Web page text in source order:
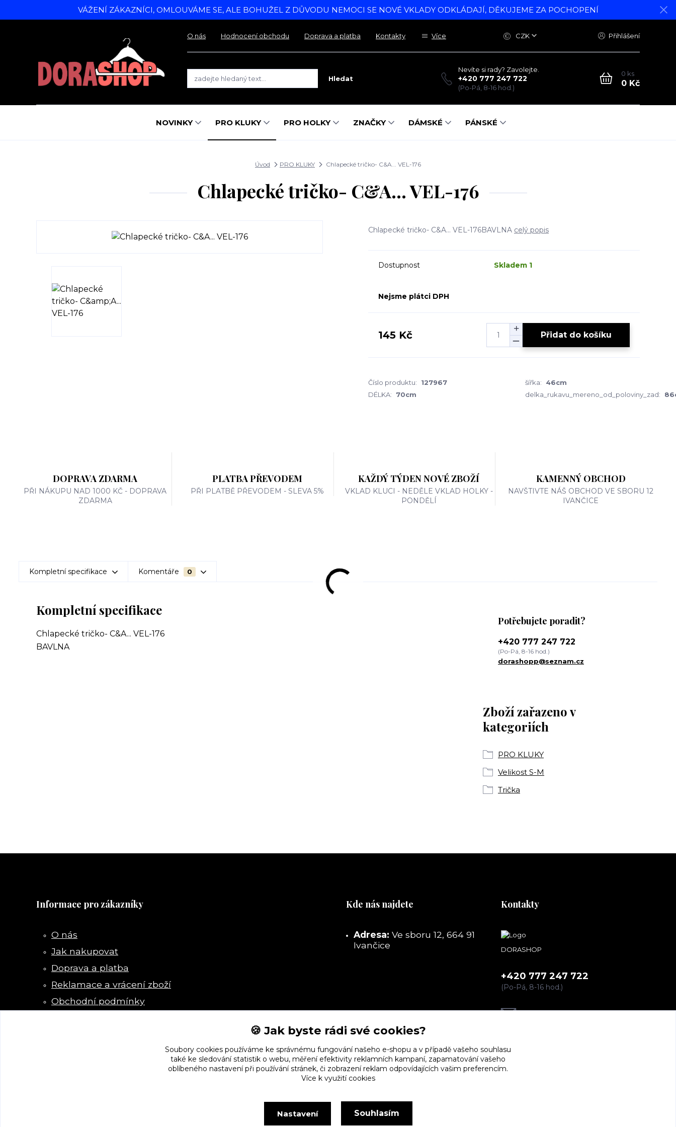
VÁŽENÍ ZÁKAZNÍCI, OMLOUVÁME SE, ALE BOHUŽEL Z DŮVODU NEMOCI SE NOVÉ VKLADY ODKLÁDAJÍ, DĚKUJEME ZA POCHOPENÍ
O nás Hodnocení obchodu Doprava a platba Kontakty Více CZK Přihlášení
Hledat
Nevíte si rady? Zavolejte.
+420 777 247 722
(Po-Pá, 8-16 hod.)
0 ks
0 Kč
NOVINKY PRO KLUKY PRO HOLKY ZNAČKY DÁMSKÉ PÁNSKÉ
Úvod PRO KLUKY Chlapecké tričko- C&A... VEL-176
Chlapecké tričko- C&A... VEL-176
Chlapecké tričko- C&A... VEL-176BAVLNA celý popis
Dostupnost Skladem 1
Nejsme plátci DPH
145 Kč Přidat do košíku
Číslo produktu: 127967 šířka:
46cm
DÉLKA:
70cm delka_rukavu_mereno_od_poloviny_zad:
DOPRAVA ZDARMA
PŘI NÁKUPU NAD 1000 KČ - DOPRAVA
ZDARMA
PLATBA PŘEVODEM
PŘI PLATBĚ PŘEVODEM - SLEVA 5%
KAŽDÝ TÝDEN NOVÉ ZBOŽÍ
VKLAD KLUCI - NEDĚLE VKLAD HOLKY -
PONDĚLÍ
KAMENNÝ OBCHOD
NAVŠTIVTE NÁŠ OBCHOD VE SBORU 12
IVANČICE
Kompletní specifikace Komentáře 0
Kompletní specifikace
Chlapecké tričko- C&A... VEL-176
BAVLNA
Zboží zařazeno v
kategoriích
PRO KLUKY
Velikost S-M
Trička
Potřebujete poradit?
+420 777 247 722
(Po-Pá, 8-16 hod.)
dorashopp@seznam.cz
Informace pro zákazníky
O nás
Jak nakupovat
Doprava a platba
Reklamace a vrácení zboží
Obchodní podmínky
Kde nás najdete
Adresa: Ve sboru 12, 664 91
Ivančice
Kontakty
DORASHOP
+420 777 247 722
(Po-Pá, 8-16 hod.)
dorashopp@seznam.cz
🍪 Jak byste rádi své cookies?
Soubory cookies používáme ke správnému fungování našeho e-shopu a v případě vašeho souhlasu
také ke sledování statistik o webu, měření efektivity reklamních kampaní, zapamatování vašeho
oblíbeného nastavení při používání stránek, či zobrazení reklam odpovídajících vašim preferencím.
Více k využití cookies
Nastavení Souhlasím